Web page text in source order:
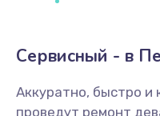
Сервисный - в
Аккуратно, быстро и
проведут ремонт